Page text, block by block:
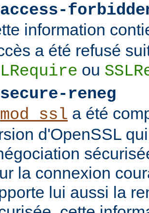
information
a été refusé
ou
reneg
mod_ssl a été
d'OpenSSL
la connexion
lui aussi la